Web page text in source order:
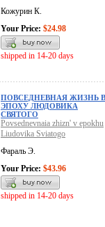
Кожурин К.
Your Price: $24.98
shipped in 14-20 days
ПОВСЕДНЕВНАЯ ЖИЗНЬ В
ЭПОХУ ЛЮДОВИКА
СВЯТОГО
Povsednevnaia zhizn' v epokhu
Liudovika Sviatogo
Фараль Э.
Your Price: $43.96
shipped in 14-20 days